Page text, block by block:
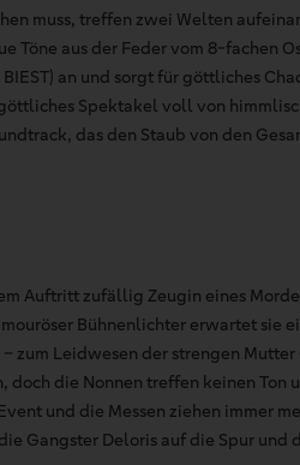
muss, treffen zwei Welten
Töne aus der Feder vom 8-fachen
BIEST) an und sorgt für göttliches
Spektakel voll von
das den Staub von den
Auftritt zufällig Zeugin eines
Bühnenlichter erwartet sie
zum Leidwesen der strengen
die Nonnen treffen keinen Ton
und die Messen ziehen immer
Gangster Deloris auf die Spur und